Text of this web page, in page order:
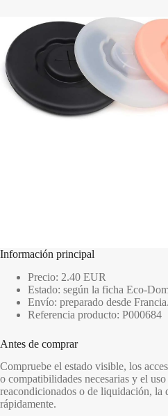
Información principal
Precio: 2.40 EUR
Estado: según la ficha Eco-
Envío: preparado desde Francia.
Referencia producto: P000684
Antes de comprar
Compruebe el estado visible, los
o compatibilidades necesarias y el
reacondicionados o de liquidación, la
rápidamente.